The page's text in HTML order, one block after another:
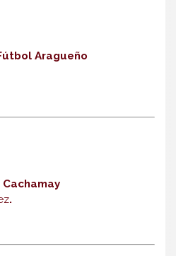
Aragueño
.